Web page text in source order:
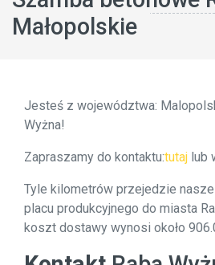
Małopolskie
Jesteś z województwa:
Wyżna!
Zapraszamy do kontaktu:tutaj lub
Tyle kilometrów przejedzie
placu produkcyjnego do miasta
koszt dostawy wynosi około